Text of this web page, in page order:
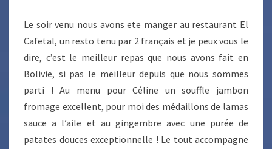
Le soir venu nous avons ete manger au restaurant El
Cafetal, un resto tenu par 2 français et je peux vous le
dire, c’est le meilleur repas que nous avons fait en
Bolivie, si pas le meilleur depuis que nous sommes
parti ! Au menu pour Céline un souffle jambon
fromage excellent, pour moi des médaillons de lamas
sauce a l’aile et au gingembre avec une purée de
patates douces exceptionnelle ! Le tout accompagne